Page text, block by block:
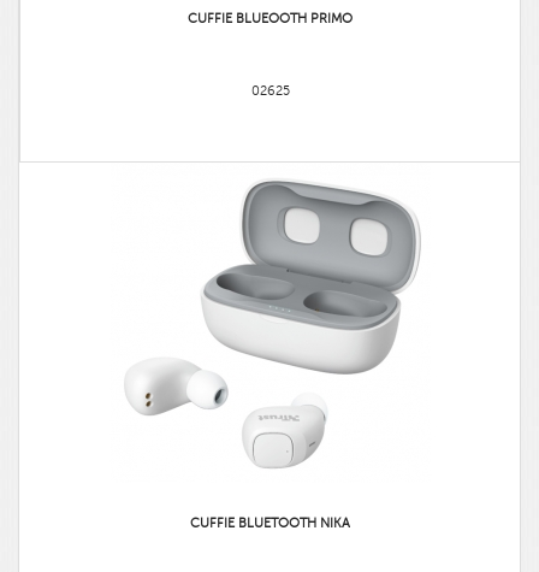
CUFFIE BLUEOOTH PRIMO
02625
CUFFIE BLUETOOTH NIKA